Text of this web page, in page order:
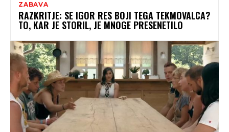
ZABAVA
RAZKRITJE: SE IGOR RES BOJI TEGA TEKMOVALCA?
TO, KAR JE STORIL, JE MNOGE PRESENETILO